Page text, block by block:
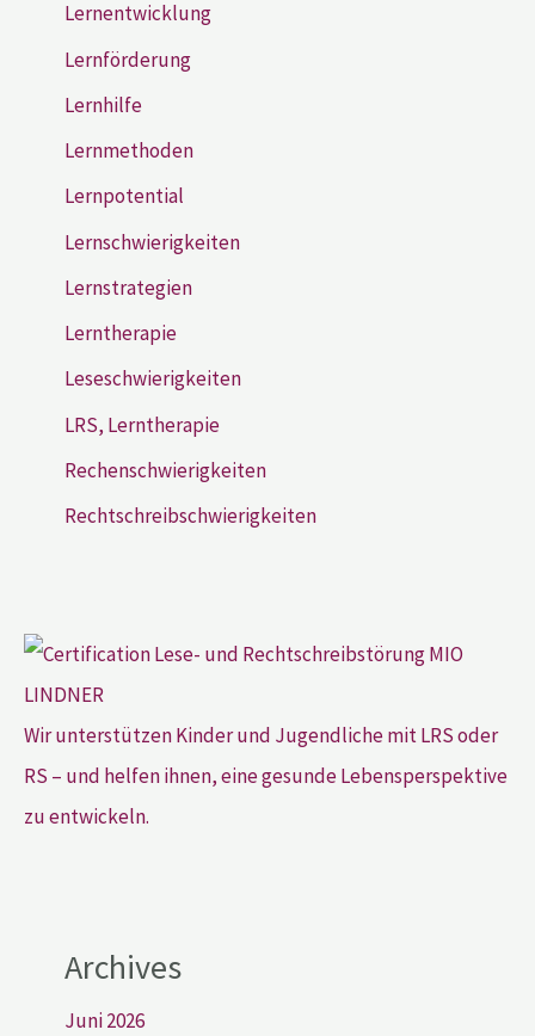
Lernentwicklung
Lernförderung
Lernhilfe
Lernmethoden
Lernpotential
Lernschwierigkeiten
Lernstrategien
Lerntherapie
Leseschwierigkeiten
LRS, Lerntherapie
Rechenschwierigkeiten
Rechtschreibschwierigkeiten
Wir unterstützen Kinder und Jugendliche mit LRS oder
RS – und helfen ihnen, eine gesunde Lebensperspektive
zu entwickeln.
Archives
Juni 2026